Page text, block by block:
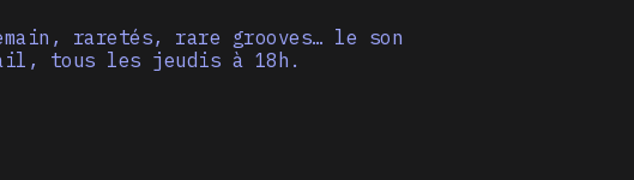
raretés, rare grooves… le son
tous les jeudis à 18h.